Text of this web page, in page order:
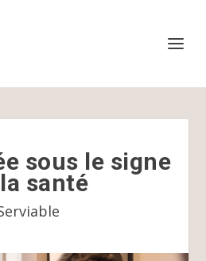
sous le signe
santé